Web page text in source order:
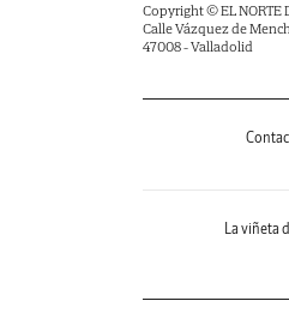
Copyright © EL NORTE
Calle Vázquez de
47008 - Valladolid
La viñeta